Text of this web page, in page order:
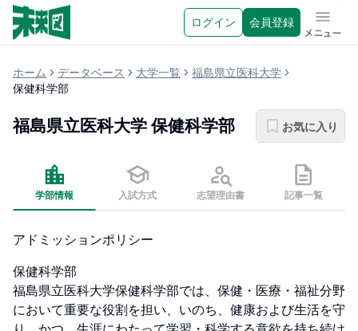
ログイン 会員登録 メニュ
ホーム データベース 大学一覧
福島県立医科大学
保健科学部
福島県立医科大学 保健科学部 お気に入り
学部情報 入試方式 志望理由書 記事一覧
アドミッションポリシー
保健科学部
福島県立医科大学保健科学部では、保健・医療・福祉分野
において重要な役割を担い、いのち、健康および生活を守